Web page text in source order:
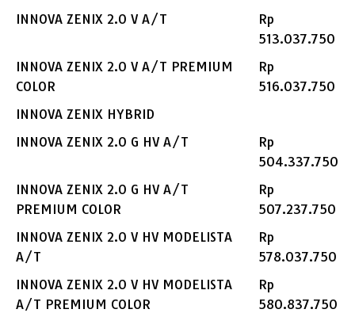
INNOVA ZENIX 2.0 V A/T
Rp
513.037.750
INNOVA ZENIX 2.0 V A/T PREMIUM
COLOR
Rp
516.037.750
INNOVA ZENIX HYBRID
INNOVA ZENIX 2.0 G HV A/T
Rp
504.337.750
INNOVA ZENIX 2.0 G HV A/T
PREMIUM COLOR
Rp
507.237.750
INNOVA ZENIX 2.0 V HV MODELISTA
A/T
Rp
578.037.750
INNOVA ZENIX 2.0 V HV MODELISTA
A/T PREMIUM COLOR
Rp
580.837.750